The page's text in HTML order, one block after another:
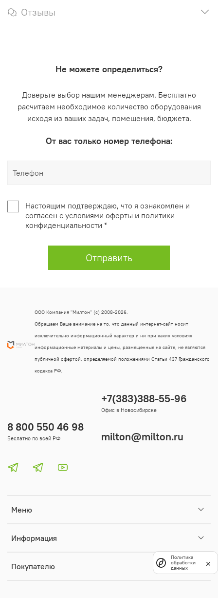
Отзывы
Не можете определиться?
Доверьте выбор нашим менеджерам. Бесплатно
расчитаем необходимое количество оборудования
исходя из ваших задач, помещения, бюджета.
От вас только номер телефона:
Настоящим подтверждаю, что я ознакомлен и
согласен с условиями оферты и политики
конфиденциальности *
Отправить
Меню
Информация
Покупателю
8 800 550 46 98
Беслатно по всей РФ
+7(383)388-55-96
Офис в Новосибирске
milton@milton.ru
ООО Компания "Милтон" (с) 2008-2026.
Обращаем Ваше внимание на то, что данный интернет-сайт носит
исключительно информационный характер и ни при каких условиях
информационные материалы и цены, размещенные на сайте, не являются
публичной офертой, определяемой положениями Статьи 437 Гражданского
кодекса РФ.
Политика
обработки
данных